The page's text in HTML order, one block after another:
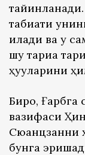
табиати
қилади ва у
шу тариқа
ҳуқуқларини
Бироқ,
вазифаси
Сюанцзанни
бунга